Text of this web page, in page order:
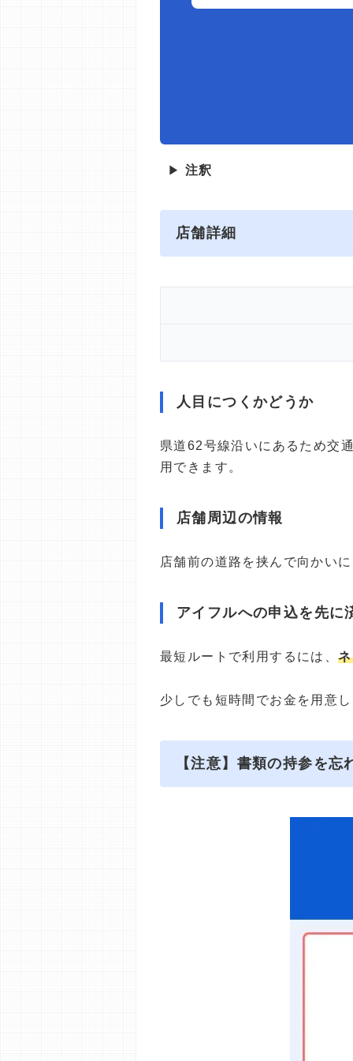
▶ 注釈
店舗詳細
人目につくかどうか
県道62号線沿いにあるため交
用できます。
店舗周辺の情報
店舗前の道路を挟んで向かい
アイフルへの申込を先に
最短ルートで利用するには、
少しでも短時間でお金を用意
【注意】書類の持参を忘